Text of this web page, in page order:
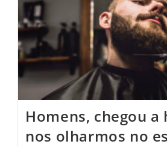
Homens, chegou a
nos olharmos no